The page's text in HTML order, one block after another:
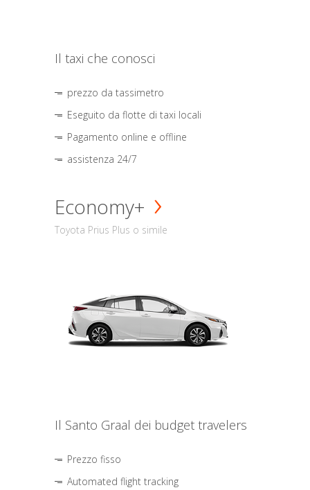
Il taxi che conosci
prezzo da tassimetro
Eseguito da flotte di taxi locali
Pagamento online e offline
assistenza 24/7
Economy+
Toyota Prius Plus o simile
Il Santo Graal dei budget travelers
Prezzo fisso
Automated flight tracking